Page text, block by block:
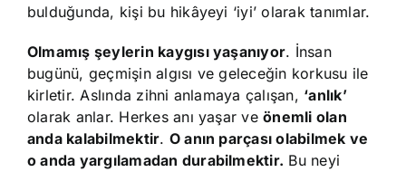
bulduğunda, kişi bu hikâyeyi ‘iyi’ olarak tanımlar.
Olmamış şeylerin kaygısı yaşanıyor. İnsan
bugünü, geçmişin algısı ve geleceğin korkusu ile
kirletir. Aslında zihni anlamaya çalışan, ‘anlık’
olarak anlar. Herkes anı yaşar veönemli olan
anda kalabilmektir. O anın parçası olabilmek ve
o anda yargılamadan durabilmektir. Bu neyi